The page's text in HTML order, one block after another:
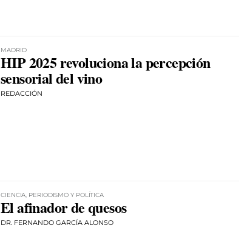
MADRID
HIP 2025 revoluciona la percepción
sensorial del vino
REDACCIÓN
CIENCIA, PERIODISMO Y POLÍTICA
El afinador de quesos
DR. FERNANDO GARCÍA ALONSO